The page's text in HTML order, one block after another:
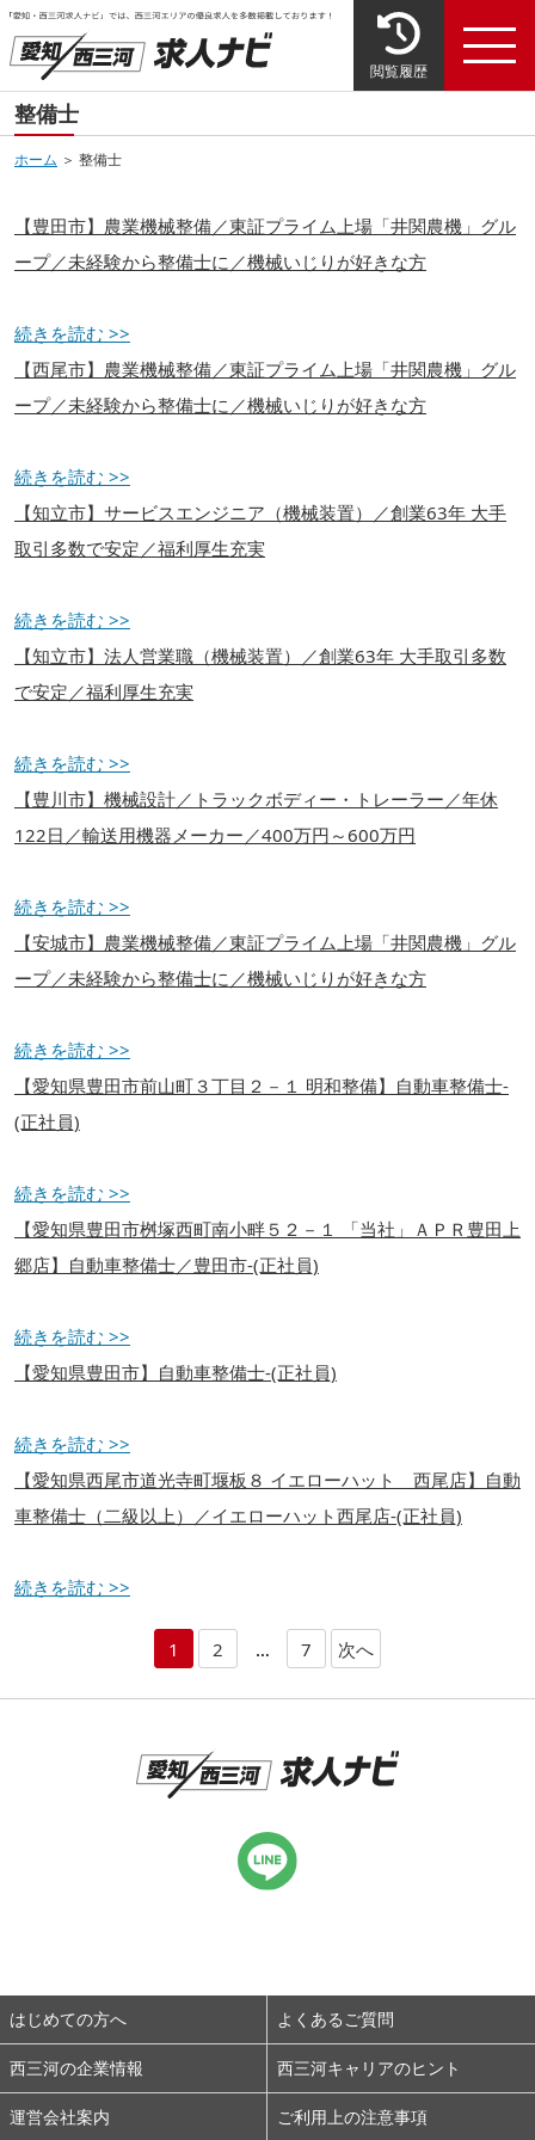
閲覧履歴
整備士
ホーム ＞ 整備士
【豊田市】農業機械整備／東証プライム上場「井関農機」グル
ープ／未経験から整備士に／機械いじりが好きな方
続きを読む >>
【西尾市】農業機械整備／東証プライム上場「井関農機」グル
ープ／未経験から整備士に／機械いじりが好きな方
続きを読む >>
【知立市】サービスエンジニア（機械装置）／創業63年 大手
取引多数で安定／福利厚生充実
続きを読む >>
【知立市】法人営業職（機械装置）／創業63年 大手取引多数
で安定／福利厚生充実
続きを読む >>
【豊川市】機械設計／トラックボディー・トレーラー／年休
122日／輸送用機器メーカー／400万円～600万円
続きを読む >>
【安城市】農業機械整備／東証プライム上場「井関農機」グル
ープ／未経験から整備士に／機械いじりが好きな方
続きを読む >>
【愛知県豊田市前山町３丁目２－１ 明和整備】自動車整備士-
(正社員)
続きを読む >>
【愛知県豊田市桝塚西町南小畔５２－１ 「当社」ＡＰＲ豊田上
郷店】自動車整備士／豊田市-(正社員)
続きを読む >>
【愛知県豊田市】自動車整備士-(正社員)
続きを読む >>
【愛知県西尾市道光寺町堰板８ イエローハット 西尾店】自動
車整備士（二級以上）／イエローハット西尾店-(正社員)
続きを読む >>
1 2 … 7 次へ
はじめての方へ よくあるご質問
西三河の企業情報 西三河キャリアのヒント
運営会社案内 ご利用上の注意事項